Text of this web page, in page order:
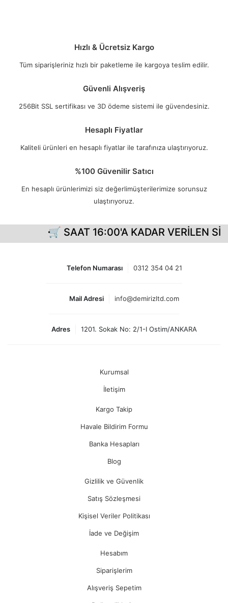
Hızlı & Ücretsiz Kargo
Tüm siparişleriniz hızlı bir paketleme ile kargoya teslim edilir.
Güvenli Alışveriş
256Bit SSL sertifikası ve 3D ödeme sistemi ile güvendesiniz.
Hesaplı Fiyatlar
Kaliteli ürünleri en hesaplı fiyatlar ile tarafınıza ulaştırıyoruz.
%100 Güvenilir Satıcı
En hesaplı ürünlerimizi siz değerlimüşterilerimize sorunsuz
ulaştırıyoruz.
🛒 SAAT 16:00'A KADAR VERİLEN
Telefon Numarası 0312 354 04 21
Mail Adresi info@demirizltd.com
Adres 1201. Sokak No: 2/1-I Ostim/ANKARA
Kurumsal
İletişim
Kargo Takip
Havale Bildirim Formu
Banka Hesapları
Blog
Gizlilik ve Güvenlik
Satış Sözleşmesi
Kişisel Veriler Politikası
İade ve Değişim
Hesabım
Siparişlerim
Alışveriş Sepetim